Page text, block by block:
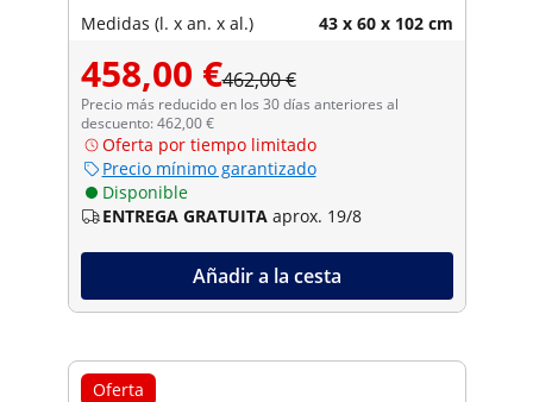
Medidas (l. x an. x al.) 43 x 60 x 102 cm
458,00 €462,00 €
Precio más reducido en los 30 días anteriores al
descuento: 462,00 €
Oferta por tiempo limitado
Precio mínimo garantizado
Disponible
ENTREGA GRATUITA aprox. 19/8
Añadir a la cesta
Oferta